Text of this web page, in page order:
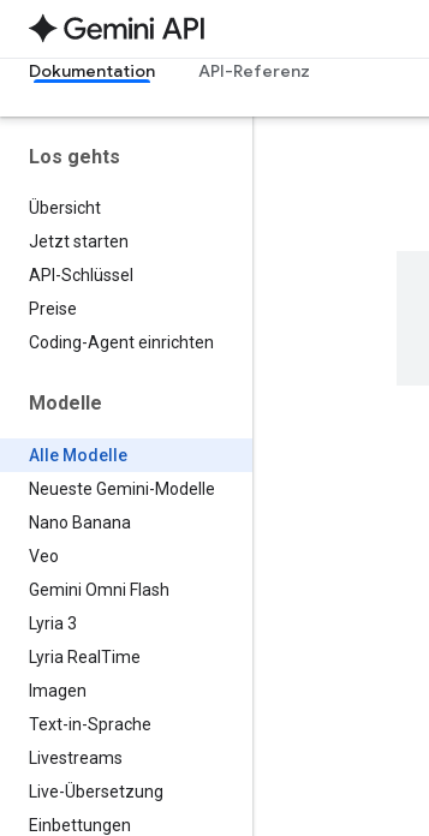
Dokumentation API-Referenz
Los gehts
Übersicht
Jetzt starten
API-Schlüssel
Preise
Coding-Agent einrichten
Modelle
Alle Modelle
Neueste Gemini-Modelle
Nano Banana
Veo
Gemini Omni Flash
Lyria 3
Lyria Real Time
Imagen
Text-in-Sprache
Livestreams
Live-Übersetzung
Einbettungen